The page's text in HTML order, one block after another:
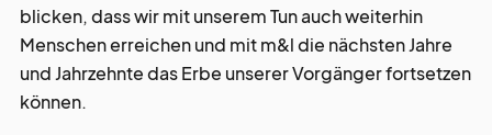
blicken, dass wir mit unserem Tun auch weiterhin
Menschen erreichen und mit m&l die nächsten Jahre
und Jahrzehnte das Erbe unserer Vorgänger fortsetzen
können.